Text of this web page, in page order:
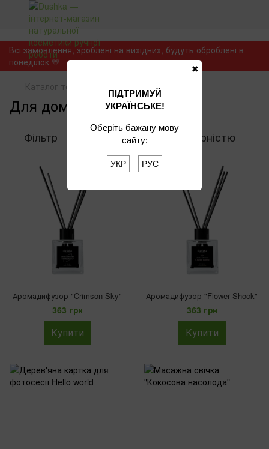
ПІДТРИМУЙ
УКРАЇНСЬКЕ!
Оберіть бажану мову
сайту:
УКР РУС
✖
Всі замовлення, зроблені на вихідних, будуть оброблені в
понеділок 💛
Каталог товарів
Для дому
Фільтр За популярністю
Аромадифузор "Crimson Sky"
363 грн
Купити
Аромадифузор "Flower Shock"
363 грн
Купити